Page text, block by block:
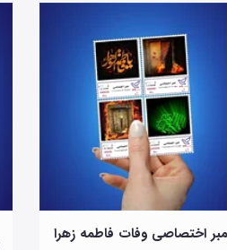
اختصاصی وفات فاطمه زهرا